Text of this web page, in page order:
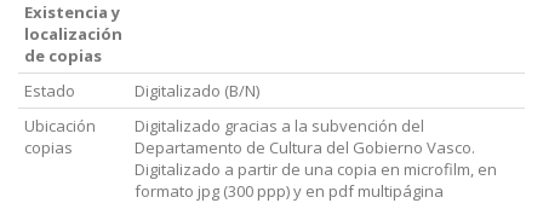
Existencia y
localización
de copias
Estado
Digitalizado (B/N)
Ubicación
copias
Digitalizado gracias a la subvención del
Departamento de Cultura del Gobierno Vasco.
Digitalizado a partir de una copia en microfilm, en
formato jpg (300 ppp) y en pdf multipágina